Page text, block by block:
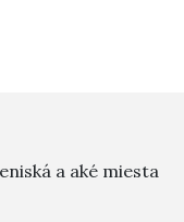
a aké miesta